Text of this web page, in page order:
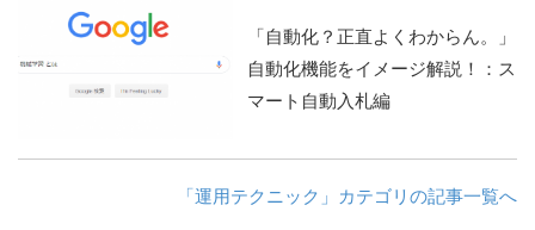
「自動化？正直よくわからん。」
自動化機能をイメージ解説！：ス
マート自動入札編
「運用テクニック」カテゴリの記事一覧へ